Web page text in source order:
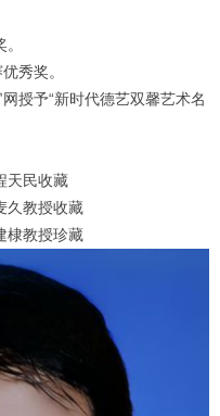
5 6
秀奖。
授予“新时代德艺双馨艺术名
天民收藏
久教授收藏
棣教授珍藏